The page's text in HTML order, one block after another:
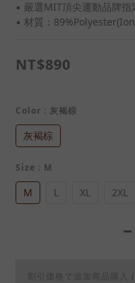
▪ 嚴選MIT頂尖運動品牌指
▪ 材質：
NT$890
Color : 灰褐棕
灰褐棕
Size : M
M L XL 2XL
割引価格で追加商品購入